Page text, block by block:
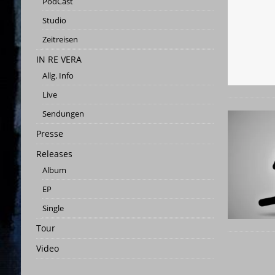
Studio
Zeitreisen
IN RE VERA
Allg. Info
Live
Sendungen
Presse
Releases
Album
EP
Single
Tour
Video